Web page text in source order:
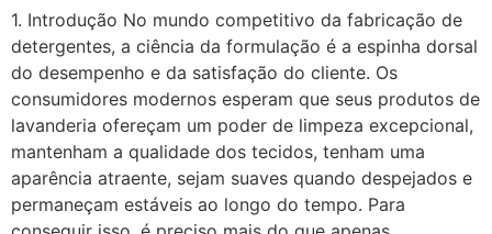
1. Introdução No mundo competitivo da fabricação de
detergentes, a ciência da formulação é a espinha dorsal
do desempenho e da satisfação do cliente. Os
consumidores modernos esperam que seus produtos de
lavanderia ofereçam um poder de limpeza excepcional,
mantenham a qualidade dos tecidos, tenham uma
aparência atraente, sejam suaves quando despejados e
permaneçam estáveis ao longo do tempo. Para